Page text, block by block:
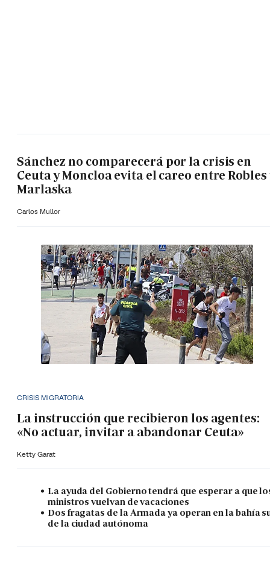
Sánchez no comparecerá por la crisis en
Ceuta y Moncloa evita el careo entre Robles
Marlaska
Carlos Mullor
CRISIS MIGRATORIA
La instrucción que recibieron los agentes:
«No actuar, invitar a abandonar Ceuta»
Ketty Garat
La ayuda del Gobierno tendrá que esperar a que
ministros vuelvan de vacaciones
Dos fragatas de la Armada ya operan en la bahía
de la ciudad autónoma